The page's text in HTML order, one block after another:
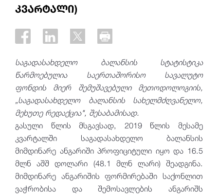
კვარტალი)
საგადასახდელო ბალანსის სტატისტიკა
წარმოებულია საერთაშორისო სავალუტო
ფონდის მიერ შემუშავებული მეთოდოლოგიის,
„საგადასახდელო ბალანსის სახელმძღვანელო,
მეხუთე რედაქცია", შესაბამისად.
გასული წლის მსგავსად, 2019 წლის მესამე
კვარტალში საგადასახდელო ბალანსის
მიმდინარე ანგარიში პროფიციტული იყო და 16.5
მლნ აშშ დოლარი (48.1 მლნ ლარი) შეადგინა.
მიმდინარე ანგარიშის ფორმირებაში საქონლით
ვაჭრობისა და შემოსავლების ანგარიშს